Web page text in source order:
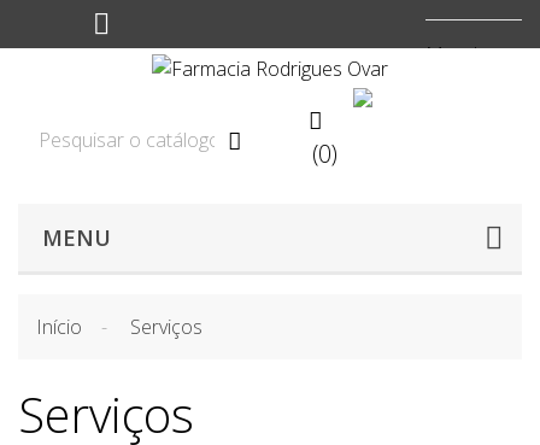
Moeda:


(0)
MENU
Início Serviços
Serviços